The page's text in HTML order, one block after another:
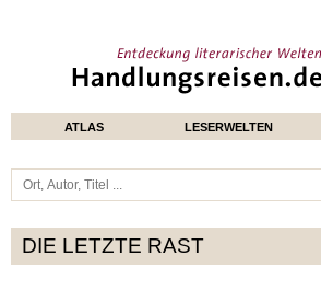
ATLAS LESERWELTEN
DIE LETZTE RAST